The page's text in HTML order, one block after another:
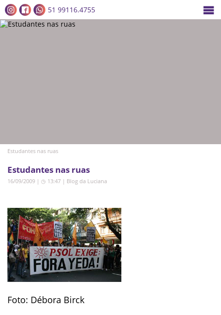
51 99116.4755
Estudantes nas ruas
Estudantes nas ruas
16/09/2009 | ◷ 13:47 | Blog da Luciana
Foto: Débora Birck